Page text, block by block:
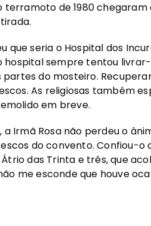
de 1980
que seria o Hospital dos
hospital sempre tentou
do mosteiro.
As religiosas também
em breve.
Irmã Rosa não perdeu o
do convento. Confiou-o
das Trinta e três, que
me esconde que houve